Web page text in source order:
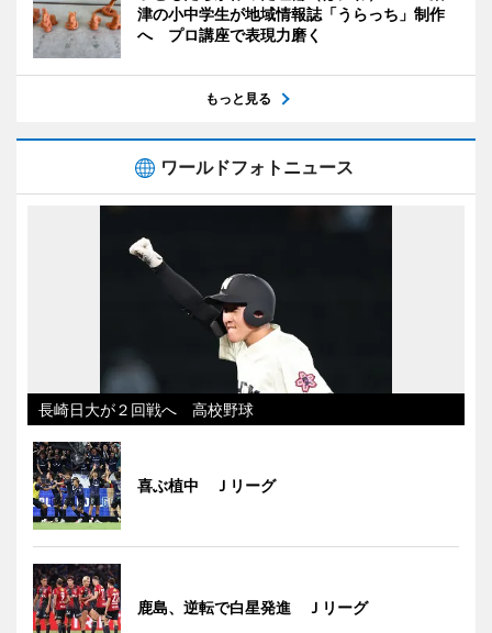
津の小中学生が地域情報誌「うらっち」制作
へ プロ講座で表現力磨く
もっと見る
ワールドフォトニュース
長崎日大が２回戦へ 高校野球
喜ぶ植中 Ｊリーグ
鹿島、逆転で白星発進 Ｊリーグ